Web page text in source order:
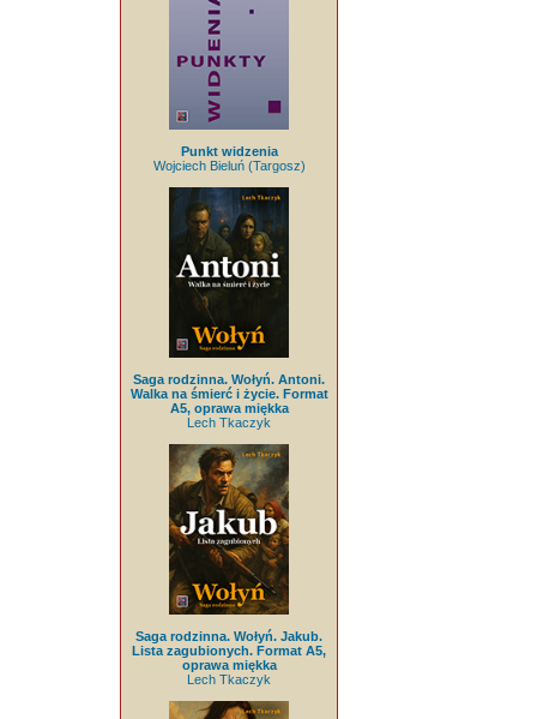
Punkt widzenia
Wojciech Bieluń (Targosz)
Saga rodzinna. Wołyń. Antoni.
Walka na śmierć i życie. Format
A5, oprawa miękka
Lech Tkaczyk
Saga rodzinna. Wołyń. Jakub.
Lista zagubionych. Format A5,
oprawa miękka
Lech Tkaczyk